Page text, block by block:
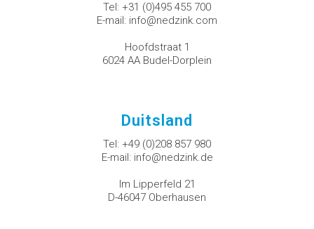
Tel: +31 (0)495 455 700
E-mail: info@nedzink.com
Hoofdstraat 1
6024 AA Budel-Dorplein
Duitsland
Tel: +49 (0)208 857 980
E-mail: info@nedzink.de
Im Lipperfeld 21
D-46047 Oberhausen